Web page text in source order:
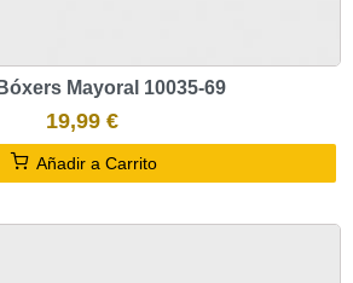
Mayoral 10035-69
19,99 €
Añadir a Carrito